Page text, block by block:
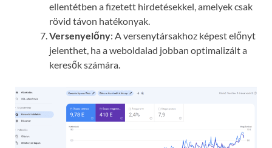
ellentétben a fizetett hirdetésekkel, amelyek csak
rövid távon hatékonyak.
Versenyelőny: A versenytársakhoz képest előnyt
jelenthet, ha a weboldalad jobban optimalizált a
keresők számára.